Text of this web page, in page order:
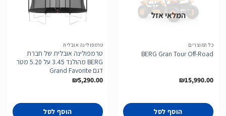
המלאי אזל
כל המוצרים
BERG Gran Tour Off-Road
₪15,990.00
הוסף לסל
טרמפולינה אובלית
טרמפולינה אובלית של חברת
BERG מהולנד 3.45 על 5.20 מטר
דגם Grand Favorite
₪5,290.00
הוסף לסל